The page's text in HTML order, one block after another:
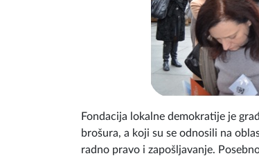
Fondacija lokalne demokratije je
brošura, a koji su se odnosili na
radno pravo i zapošljavanje.